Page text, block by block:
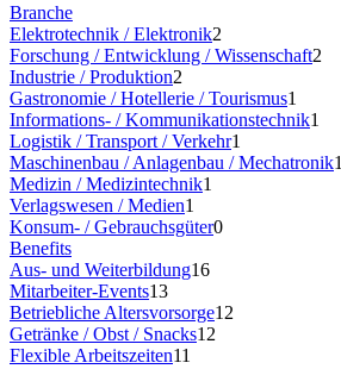
Branche
Elektrotechnik / Elektronik2
Forschung / Entwicklung / Wissenschaft2
Industrie / Produktion2
Gastronomie / Hotellerie / Tourismus1
Informations- / Kommunikationstechnik1
Logistik / Transport / Verkehr1
Maschinenbau / Anlagenbau / Mechatronik1
Medizin / Medizintechnik1
Verlagswesen / Medien1
Konsum- / Gebrauchsgüter0
Benefits
Aus- und Weiterbildung16
Mitarbeiter-Events13
Betriebliche Altersvorsorge12
Getränke / Obst / Snacks12
Flexible Arbeitszeiten11